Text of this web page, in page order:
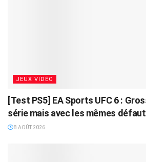
JEUX VIDÉO
[Test PS5] EA Sports UFC 6 :
série mais avec les mêmes
8 AOÛT 2026